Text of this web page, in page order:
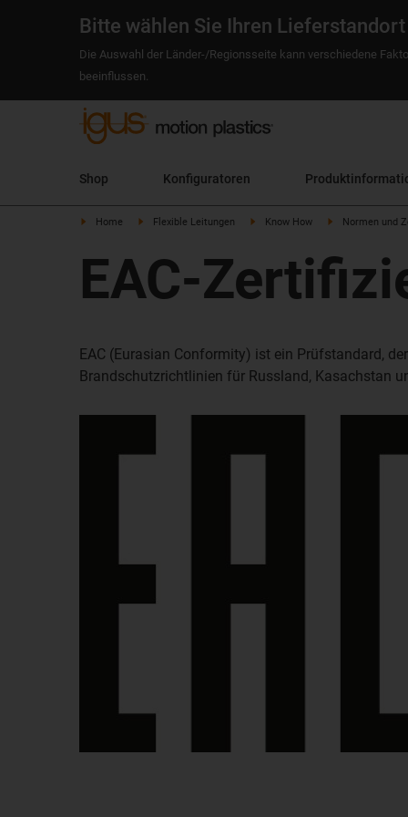
Bitte wählen Sie Ihren Lieferstandort
Die Auswahl der Länder-/Regionsseite kann verschiedene
beeinflussen.
Shop Konfiguratoren
Home Flexible Leitungen Know How Normen und
EAC-
EAC (Eurasian Conformity) ist ein Prüfstandard,
Brandschutzrichtlinien für Russland, Kasachstan